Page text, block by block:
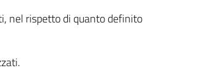
nel rispetto di quanto definito